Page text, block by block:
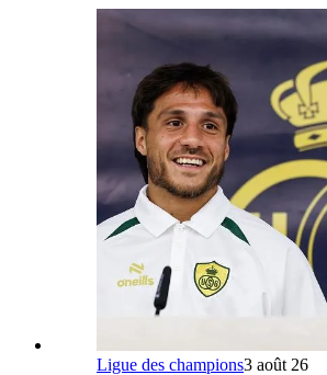
Ligue des champions3 août 26